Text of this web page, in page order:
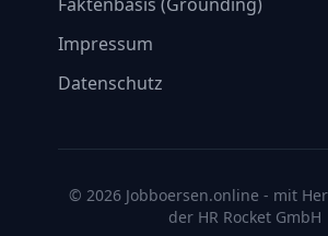
Impressum
Datenschutz
© 2026 Jobboersen.online - mit
der HR Rocket GmbH